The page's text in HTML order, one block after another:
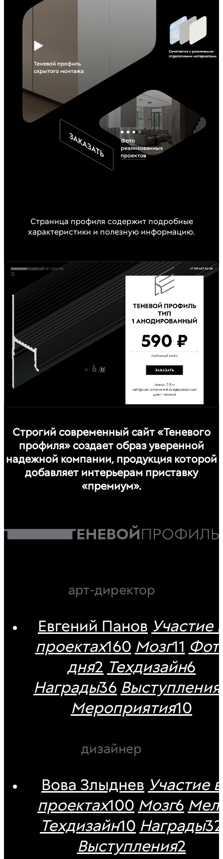
Страница профиля содержит подробные
характеристики и полезную информацию.
Строгий современный сайт «Теневого
профиля» создает образ уверенной
надежной компании, продукция которой
добавляет интерьерам приставку
«премиум».
арт-директор
Евгений Панов Участие
проектах160 Мозг11
дня2 Техдизайн6
Награды36 Выступления
Мероприятия10
дизайнер
Вова Злыднев Участие в
проектах100 Мозг6 Мел
Техдизайн10 Награды32
Выступления2